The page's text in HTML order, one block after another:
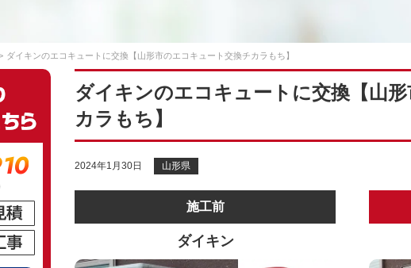
ダイキンのエコキュートに交換【山形市のエコキュート交換チカラもち】
ダイキンのエコキュートに交換【山
カラもち】
2024年1月30日 山形県
施工前
ダイキン